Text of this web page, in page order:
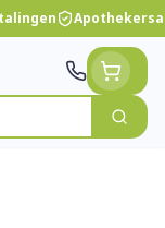
Zoek